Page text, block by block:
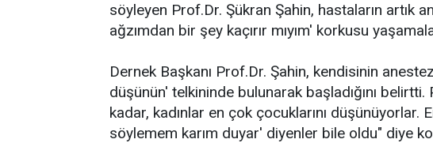
söyleyen Prof.Dr. Şükran Şahin, hastaların artık
ağzımdan bir şey kaçırır mıyım' korkusu
Dernek Başkanı Prof.Dr. Şahin, kendisinin
düşünün' telkininde bulunarak başladığını
kadar, kadınlar en çok çocuklarını düşünüyorlar.
söylemem karım duyar' diyenler bile oldu" diye